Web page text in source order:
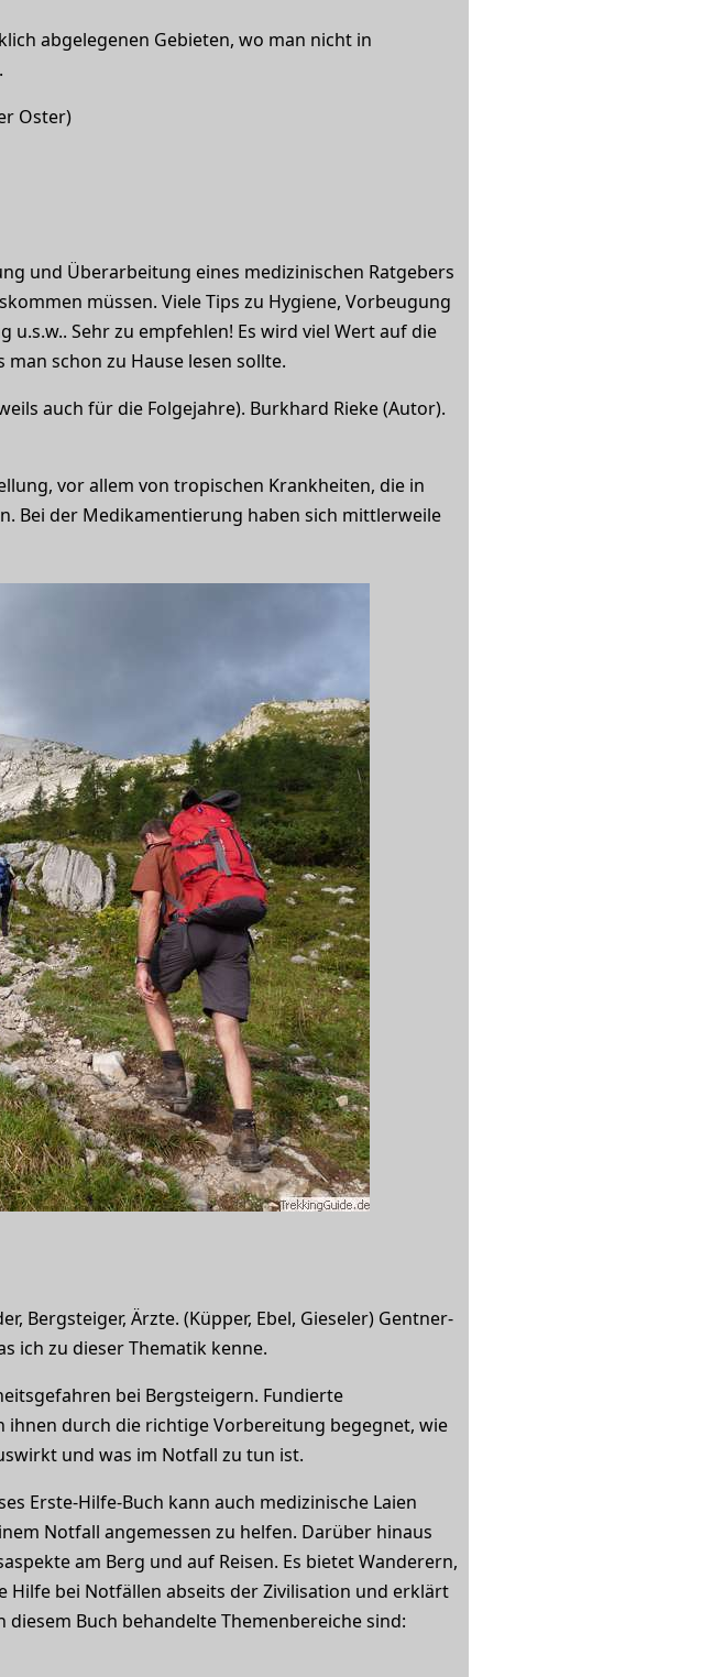
abgelegenen Gebieten, wo man nicht in
Oster)
und Überarbeitung eines medizinischen Ratgebers
müssen. Viele Tips zu Hygiene, Vorbeugung
Sehr zu empfehlen! Es wird viel Wert auf die
schon zu Hause lesen sollte.
auch für die Folgejahre). Burkhard Rieke (Autor).
vor allem von tropischen Krankheiten, die in
Bei der Medikamentierung haben sich mittlerweile
Bergsteiger, Ärzte. (Küpper, Ebel, Gieseler) Gentner-
ich zu dieser Thematik kenne.
bei Bergsteigern. Fundierte
durch die richtige Vorbereitung begegnet, wie
und was im Notfall zu tun ist.
Erste-Hilfe-Buch kann auch medizinische Laien
Notfall angemessen zu helfen. Darüber hinaus
am Berg und auf Reisen. Es bietet Wanderern,
bei Notfällen abseits der Zivilisation und erklärt
Buch behandelte Themenbereiche sind: